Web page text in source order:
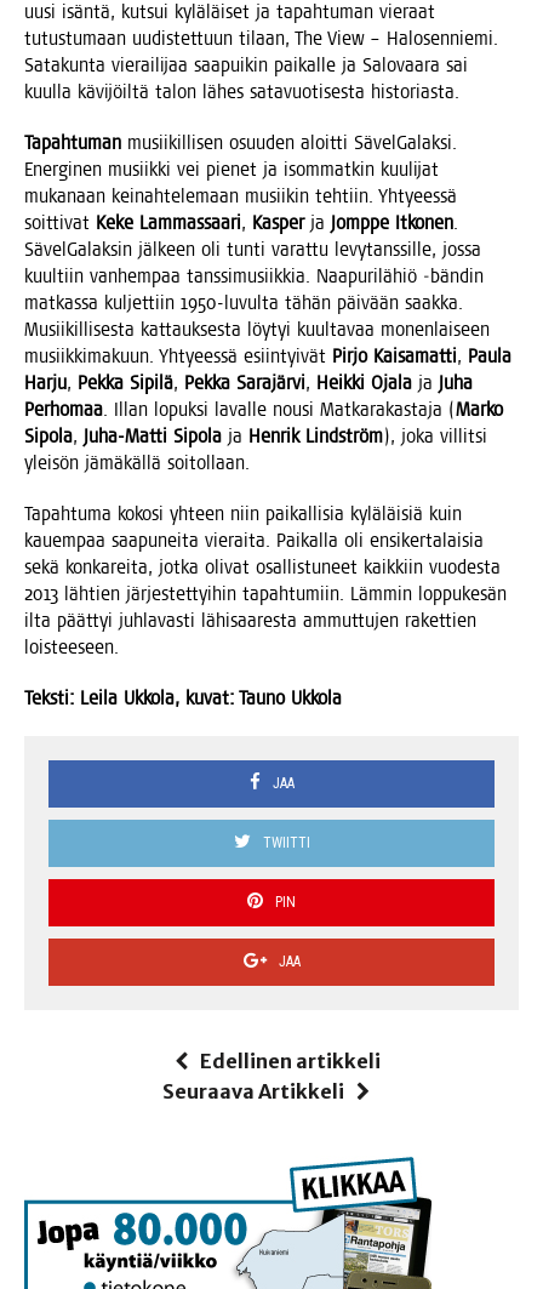
uusi isän­tä, kut­sui kylä­läi­set ja tapah­tu­man vie­raat
tutus­tu­maan uudis­tet­tuun tilaan, The View – Halo­sen­nie­mi.
Sata­kun­ta vie­rai­li­jaa saa­pui­kin pai­kal­le ja Salo­vaa­ra sai
kuul­la kävi­jöil­tä talon lähes sata­vuo­ti­ses­ta historiasta.
Tapah­tu­man musii­kil­li­sen osuu­den aloit­ti Sävel­Ga­lak­si.
Ener­gi­nen musiik­ki vei pie­net ja isom­mat­kin kuu­li­jat
muka­naan kei­nah­te­le­maan musii­kin teh­tiin. Yhtyees­sä
soit­ti­vat Keke Lam­mas­saa­ri, Kas­perja Jomp­pe Itko­nen.
Sävel­Ga­lak­sin jäl­keen oli tun­ti varat­tu levy­tans­sil­le, jos­sa
kuul­tiin van­hem­paa tans­si­musiik­kia. Naa­pu­ri­lä­hiö ‑bän­din
mat­kas­sa kul­jet­tiin 1950-luvul­ta tähän päi­vään saak­ka.
Musii­kil­li­ses­ta kat­tauk­ses­ta löy­tyi kuul­ta­vaa monen­lai­seen
musiik­ki­ma­kuun. Yhtyees­sä esiin­tyi­vät Pir­jo Kai­sa­mat­ti, Pau­la
Har­ju, Pek­ka Sipi­lä, Pek­ka Sara­jär­vi, Heik­ki Oja­la ja
Juha
Per­ho­maa. Illan lopuk­si laval­le nousi Mat­ka­ra­kas­ta­ja (Mar­ko
Sipo­la, Juha-Mat­ti Sipo­la ja Hen­rik Lind­ström), joka vil­lit­si
ylei­sön jämä­käl­lä soitollaan.
Tapah­tu­ma koko­si yhteen niin pai­kal­li­sia kylä­läi­siä kuin
kau­em­paa saa­pu­nei­ta vie­rai­ta. Pai­kal­la oli ensi­ker­ta­lai­sia
sekä kon­ka­rei­ta, jot­ka oli­vat osal­lis­tu­neet kaik­kiin vuo­des­ta
2013 läh­tien jär­jes­tet­tyi­hin tapah­tu­miin. Läm­min lop­pu­ke­sän
ilta päät­tyi juh­la­vas­ti lähi­saa­res­ta ammut­tu­jen raket­tien
loisteeseen.
Teks­ti: Lei­la Ukko­la, kuvat: Tau­no Ukkola
JAA
TWIITTI
PIN
JAA
Edellinen artikkeli
Seuraava Artikkeli